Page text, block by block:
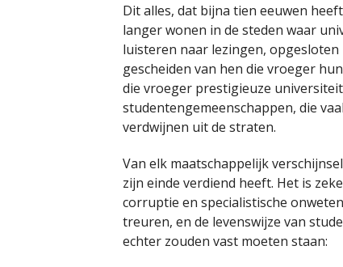
Dit alles, dat bijna tien eeuwen
langer wonen in de steden waar
luisteren naar lezingen,
gescheiden van hen die vroeger
die vroeger prestigieuze
studentengemeenschappen, die
verdwijnen uit de straten.
Van elk maatschappelijk
zijn einde verdiend heeft. Het is
corruptie en specialistische
treuren, en de levenswijze van
echter zouden vast moeten staan: